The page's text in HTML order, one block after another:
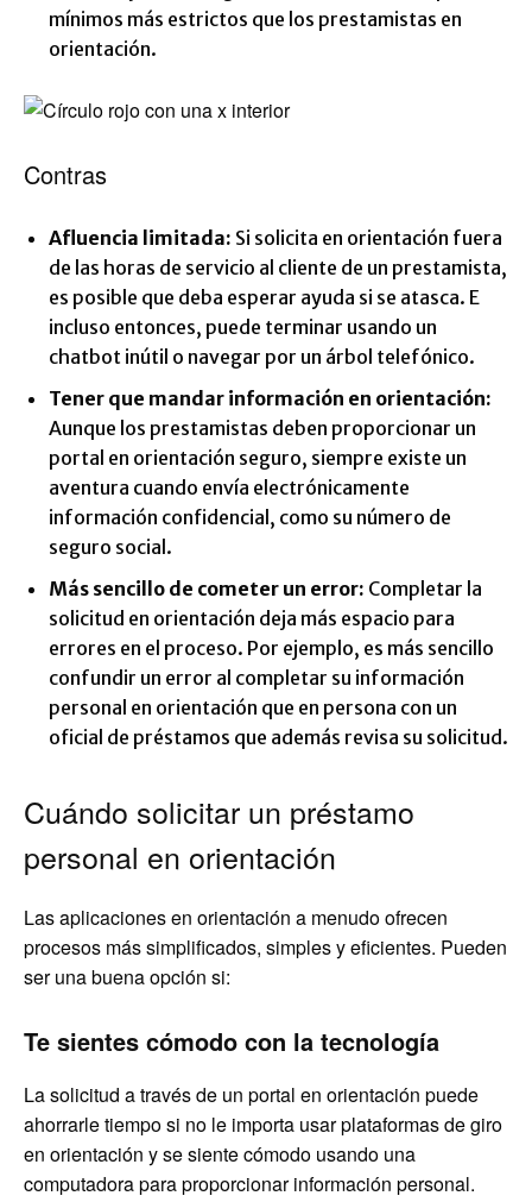
mínimos más estrictos que los prestamistas en
orientación.
Contras
Afluencia limitada: Si solicita en orientación fuera
de las horas de servicio al cliente de un prestamista,
es posible que deba esperar ayuda si se atasca. E
incluso entonces, puede terminar usando un
chatbot inútil o navegar por un árbol telefónico.
Tener que mandar información en orientación:
Aunque los prestamistas deben proporcionar un
portal en orientación seguro, siempre existe un
aventura cuando envía electrónicamente
información confidencial, como su número de
seguro social.
Más sencillo de cometer un error: Completar la
solicitud en orientación deja más espacio para
errores en el proceso. Por ejemplo, es más sencillo
confundir un error al completar su información
personal en orientación que en persona con un
oficial de préstamos que además revisa su solicitud.
Cuándo solicitar un préstamo
personal en orientación
Las aplicaciones en orientación a menudo ofrecen
procesos más simplificados, simples y eficientes. Pueden
ser una buena opción si:
Te sientes cómodo con la tecnología
La solicitud a través de un portal en orientación puede
ahorrarle tiempo si no le importa usar plataformas de giro
en orientación y se siente cómodo usando una
computadora para proporcionar información personal.